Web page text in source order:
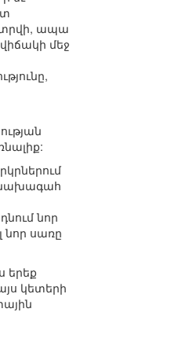
տրվի, ապա
մեջ
նախագահ
նոր
նոր սառը
երեք
կետերի